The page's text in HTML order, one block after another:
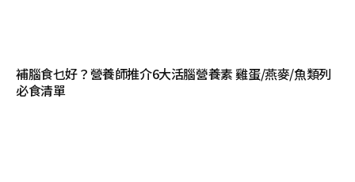
補腦食乜好？營養師推介6大活腦營養素 雞蛋/燕麥/魚類列
必食清單